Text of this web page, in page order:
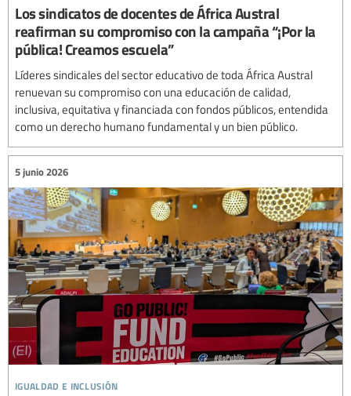
Los sindicatos de docentes de África Austral
reafirman su compromiso con la campaña “¡Por la
pública! Creamos escuela”
Líderes sindicales del sector educativo de toda África Austral
renuevan su compromiso con una educación de calidad,
inclusiva, equitativa y financiada con fondos públicos, entendida
como un derecho humano fundamental y un bien público.
igualdad e inclusión
5 junio 2026